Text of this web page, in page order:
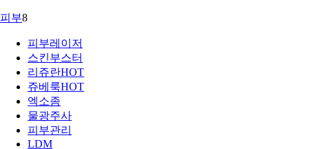
피부8
피부레이저
스킨부스터
리쥬란HOT
쥬베룩HOT
엑소좀
물광주사
피부관리
LDM